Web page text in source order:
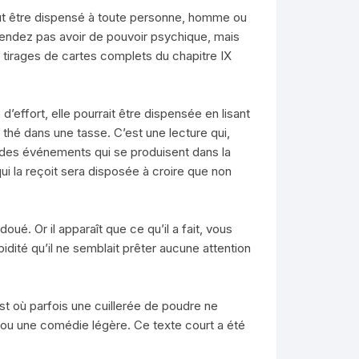
être dispensé à toute personne, homme ou
pas avoir de pouvoir psychique, mais
de cartes complets du chapitre IX
elle pourrait être dispensée en lisant
dans une tasse. C’est une lecture qui,
événements qui se produisent dans la
la reçoit sera disposée à croire que non
Or il apparaît que ce qu’il a fait, vous
qu’il ne semblait prêter aucune attention
où parfois une cuillerée de poudre ne
une comédie légère. Ce texte court a été